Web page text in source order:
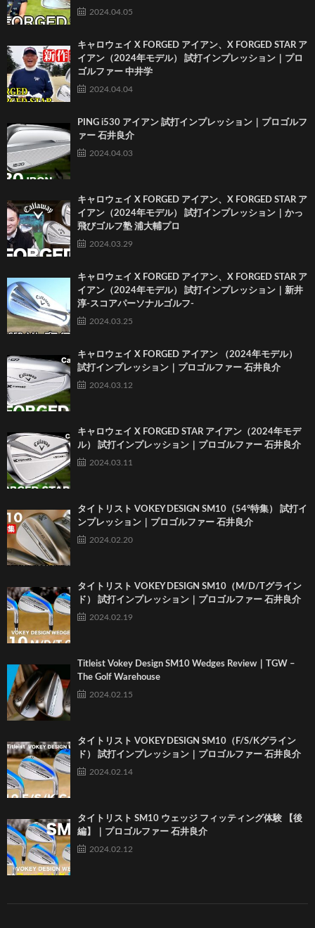
2024.04.05
キャロウェイ X FORGED アイアン、X FORGED STAR ア
イアン（2024年モデル） 試打インプレッション｜プロ
ゴルファー 中井学
2024.04.04
PING i530 アイアン 試打インプレッション｜プロゴルフ
ァー 石井良介
2024.04.03
キャロウェイ X FORGED アイアン、X FORGED STAR ア
イアン（2024年モデル） 試打インプレッション｜かっ
飛びゴルフ塾 浦大輔プロ
2024.03.29
キャロウェイ X FORGED アイアン、X FORGED STAR ア
イアン（2024年モデル） 試打インプレッション｜新井
淳-スコアパーソナルゴルフ-
2024.03.25
キャロウェイ X FORGED アイアン （2024年モデル）
試打インプレッション｜プロゴルファー 石井良介
2024.03.12
キャロウェイ X FORGED STAR アイアン（2024年モデ
ル） 試打インプレッション｜プロゴルファー 石井良介
2024.03.11
タイトリスト VOKEY DESIGN SM10（54°特集） 試打イ
ンプレッション｜プロゴルファー 石井良介
2024.02.20
タイトリスト VOKEY DESIGN SM10（M/D/Tグライン
ド） 試打インプレッション｜プロゴルファー 石井良介
2024.02.19
Titleist Vokey Design SM10 Wedges Review｜TGW –
The Golf Warehouse
2024.02.15
タイトリスト VOKEY DESIGN SM10（F/S/Kグライン
ド） 試打インプレッション｜プロゴルファー 石井良介
2024.02.14
タイトリスト SM10 ウェッジ フィッティング体験 【後
編】｜プロゴルファー 石井良介
2024.02.12